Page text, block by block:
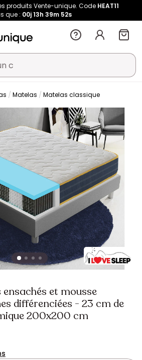
produits Vente-unique. Code HEAT11
que : 00j 13h 39m 51s
Matelas Matelas classique
et mousse
différenciées - 23 cm de
200x200 cm